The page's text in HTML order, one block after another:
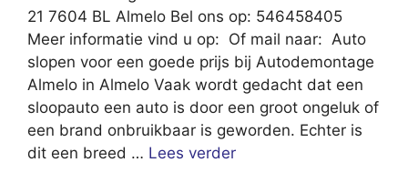
21 7604 BL Almelo Bel ons op: 546458405
Meer informatie vind u op: Of mail naar: Auto
slopen voor een goede prijs bij Autodemontage
Almelo in Almelo Vaak wordt gedacht dat een
sloopauto een auto is door een groot ongeluk of
een brand onbruikbaar is geworden. Echter is
dit een breed … Lees verder